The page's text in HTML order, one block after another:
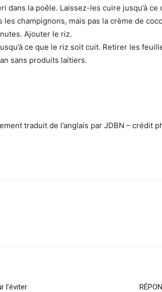
dans la poêle. Laissez-les cuire jusqu’à ce
champignons, mais pas la crème de
Ajouter le riz.
ce que le riz soit cuit. Retirer les
sans produits laitiers.
traduit de l’anglais par JDBN – crédit
l’éviter